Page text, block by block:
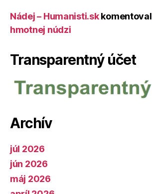
Nádej – Humanisti.skkomentoval
hmotnej núdzi
Transparentný účet
Archív
júl 2026
jún 2026
máj 2026